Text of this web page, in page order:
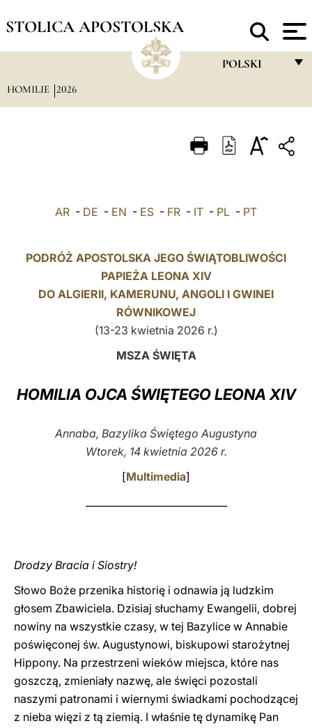
STOLICA APOSTOLSKA
POLSKI
ITALIANO
POLSKI
HOMILIE 2026
AR - DE - EN - ES - FR - IT - PL - PT
PODRÓŻ APOSTOLSKA JEGO ŚWIĄTOBLIWOŚCI
PAPIEŻA LEONA XIV
DO ALGIERII, KAMERUNU, ANGOLI I GWINEI
RÓWNIKOWEJ
(13-23 kwietnia 2026 r.)
MSZA ŚWIĘTA
HOMILIA OJCA ŚWIĘTEGO LEONA XIV
Annaba, Bazylika Świętego Augustyna
Wtorek, 14 kwietnia 2026 r.
[Multimedia]
Drodzy Bracia i Siostry!
Słowo Boże przenika historię i odnawia ją ludzkim
głosem Zbawiciela. Dzisiaj słuchamy Ewangelii, dobrej
nowiny na wszystkie czasy, w tej Bazylice w Annabie
poświęconej św. Augustynowi, biskupowi starożytnej
Hippony. Na przestrzeni wieków miejsca, które nas
goszczą, zmieniały nazwę, ale święci pozostali
naszymi patronami i wiernymi świadkami pochodzącej
z nieba więzi z tą ziemią. I właśnie tę dynamikę Pan